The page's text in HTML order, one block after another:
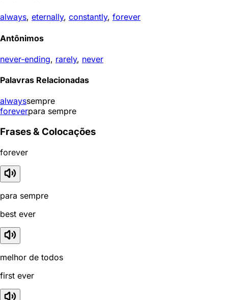
always, eternally, constantly, forever
Antônimos
never-ending, rarely, never
Palavras Relacionadas
alwayssempre
foreverpara sempre
Frases & Colocações
forever
para sempre
best ever
melhor de todos
first ever